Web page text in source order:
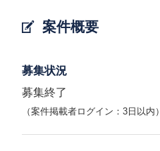
案件概要
募集状況
募集終了
（案件掲載者ログイン：3日以内）